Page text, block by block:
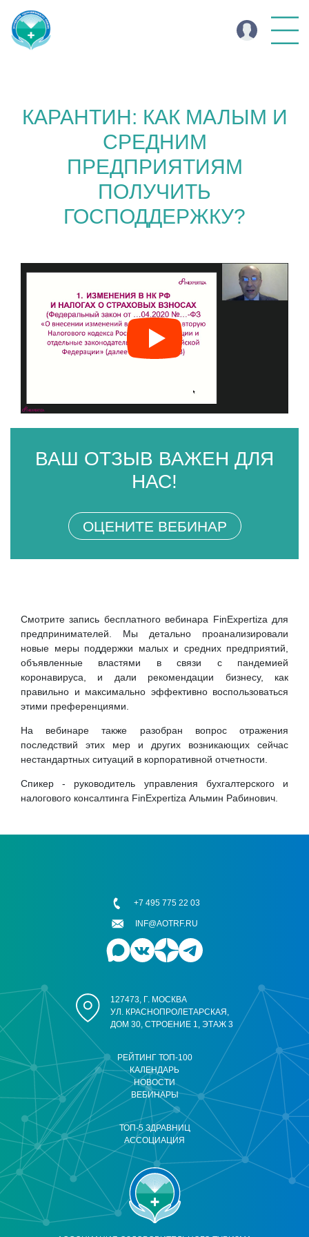
КАРАНТИН: КАК МАЛЫМ И
СРЕДНИМ
ПРЕДПРИЯТИЯМ
ПОЛУЧИТЬ
ГОСПОДДЕРЖКУ?
ВАШ ОТЗЫВ ВАЖЕН ДЛЯ
НАС!
ОЦЕНИТЕ ВЕБИНАР
Смотрите запись бесплатного вебинара FinExpertiza для
предпринимателей. Мы детально проанализировали
новые меры поддержки малых и средних предприятий,
объявленные властями в связи с пандемией
коронавируса, и дали рекомендации бизнесу, как
правильно и максимально эффективно воспользоваться
этими преференциями.
На вебинаре также разобран вопрос отражения
последствий этих мер и других возникающих сейчас
нестандартных ситуаций в корпоративной отчетности.
Спикер - руководитель управления бухгалтерского и
налогового консалтинга FinExpertiza Альмин Рабинович.
РЕЙТИНГ ТОП-100
КАЛЕНДАРЬ
НОВОСТИ
ВЕБИНАРЫ
ТОП-5 ЗДРАВНИЦ
АССОЦИАЦИЯ
127473, Г. МОСКВА
УЛ. КРАСНОПРОЛЕТАРСКАЯ,
ДОМ 30, СТРОЕНИЕ 1, ЭТАЖ 3
+7 495 775 22 03
INF@AOTRF.RU